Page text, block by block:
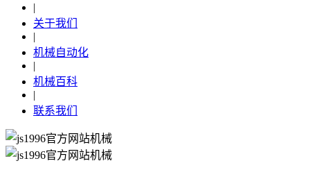
|
关于我们
|
机械自动化
|
机械百科
|
联系我们